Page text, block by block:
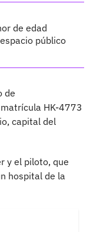
de edad
público
de
HK-4773
capital del
y el piloto, que
hospital de la